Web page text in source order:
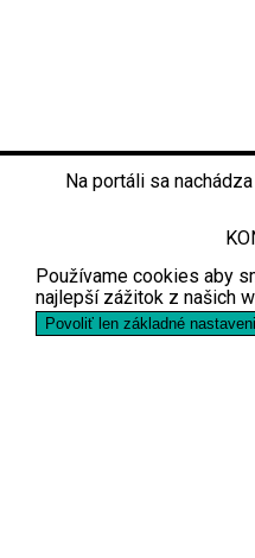
Na portáli sa nachádza
Používame cookies aby
najlepší zážitok z našich
Povoliť len základné